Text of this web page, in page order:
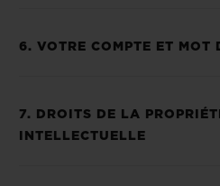
6. VOTRE COMPTE ET MOT
7. DROITS DE LA
INTELLECTUELLE